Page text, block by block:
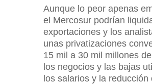
Aunque lo peor apenas
el Mercosur podrían
exportaciones y los
unas privatizaciones
15 mil a 30 mil millones
los negocios y las bajas
los salarios y la